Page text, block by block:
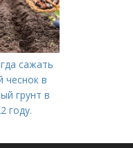
сажать
чеснок в
грунт в
году.
статьи в